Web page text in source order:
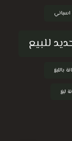
اسباني
للبيع
بالليزر